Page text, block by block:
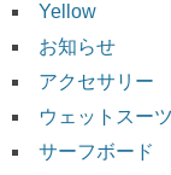
Yellow
お知らせ
アクセサリー
ウェットスー
サーフボード